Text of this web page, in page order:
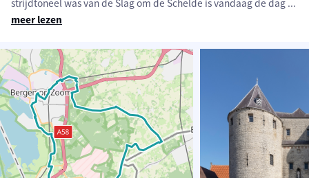
strijdtoneel was van de Slag om de Schelde is vandaag de dag ...
meer lezen